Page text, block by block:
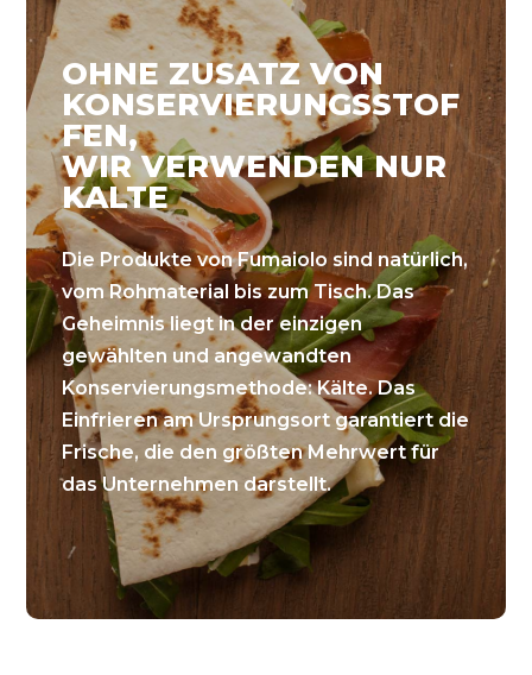
OHNE ZUSATZ VON
KONSERVIERUNGSSTOF
FEN,
WIR VERWENDEN NUR
KALTE
Die Produkte von Fumaiolo sind natürlich,
vom Rohmaterial bis zum Tisch. Das
Geheimnis liegt in der einzigen
gewählten und angewandten
Konservierungsmethode: Kälte. Das
Einfrieren am Ursprungsort garantiert die
Frische, die den größten Mehrwert für
das Unternehmen darstellt.